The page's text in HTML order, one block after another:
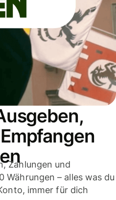
Zahlungen und
Währungen – alles was du
immer für dich